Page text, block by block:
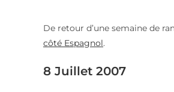
De retour d’une semaine de
côté Espagnol.
8 Juillet 2007